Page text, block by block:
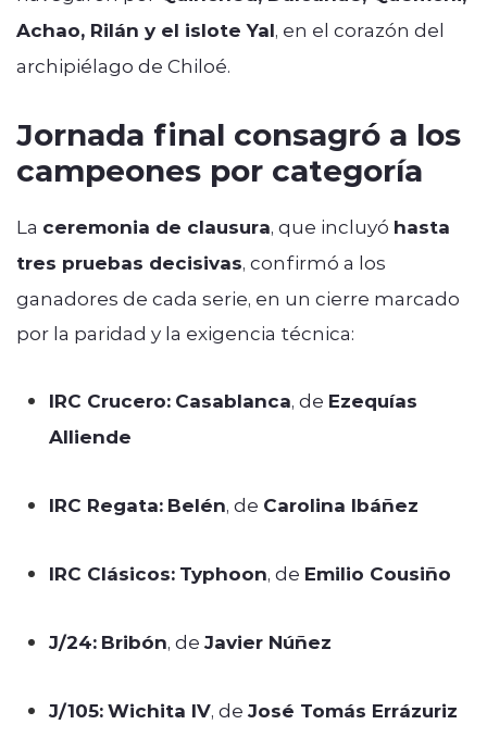
Achao, Rilán y el islote Yal, en el corazón del
archipiélago de Chiloé.
Jornada final consagró a los
campeones por categoría
La ceremonia de clausura, que incluyó hasta
tres pruebas decisivas, confirmó a los
ganadores de cada serie, en un cierre marcado
por la paridad y la exigencia técnica:
IRC Crucero: Casablanca, de Ezequías
Alliende
IRC Regata: Belén, de Carolina Ibáñez
IRC Clásicos: Typhoon, de Emilio Cousiño
J/24: Bribón, de Javier Núñez
J/105:Wichita IV, de José Tomás Errázuriz